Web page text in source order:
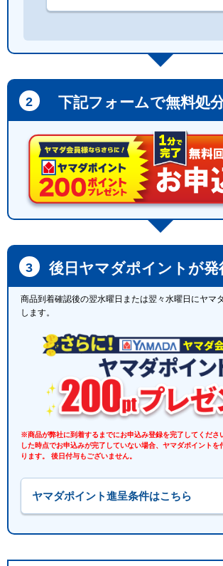
下記フォームで無料処
後日ヤマダポイントが発
商品到着確認後の翌水曜日または翌々水曜日にヤマ
します。
※商品が弊社に到着するまでにお申込み登録を完了してくださ
した時点でお申込みが完了していない場合、ヤマダポイントを
ります。 後日付与もございません。
ヤマダポイント進呈条件はこちら